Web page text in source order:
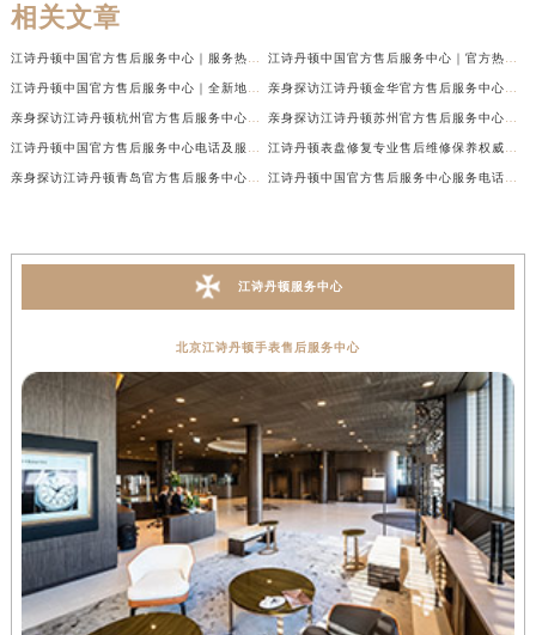
相关文章
江诗丹顿服务中心
北京江诗丹顿手表售后服务中心